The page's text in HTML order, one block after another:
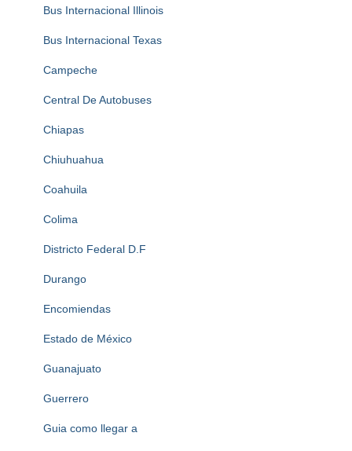
Bus Internacional Illinois
Bus Internacional Texas
Campeche
Central De Autobuses
Chiapas
Chiuhuahua
Coahuila
Colima
Districto Federal D.F
Durango
Encomiendas
Estado de México
Guanajuato
Guerrero
Guia como llegar a